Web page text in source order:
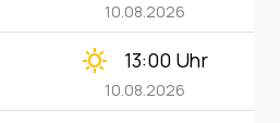
10.08.2026
clear_day 13:00 Uhr
10.08.2026